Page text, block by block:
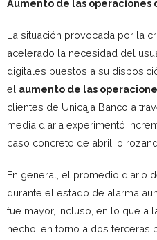
Aumento de las operaciones
La situación provocada por la
acelerado la necesidad del
digitales puestos a su
el aumento de las
clientes de Unicaja Banco a
media diaria experimentó
caso concreto de abril, o
En general, el promedio diario
durante el estado de alarma
fue mayor, incluso, en lo que a
hecho, en torno a dos terceras